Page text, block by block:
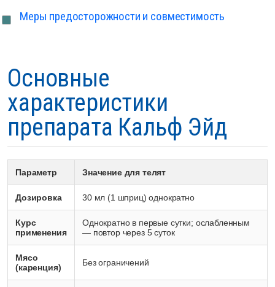
Меры предосторожности и совместимость
Основные
характеристики
препарата Кальф Эйд
Параметр Значение для телят
Дозировка 30 мл (1 шприц) однократно
Курс
применения
Однократно в первые сутки; ослабленным
— повтор через 5 суток
Мясо
(каренция)
Без ограничений